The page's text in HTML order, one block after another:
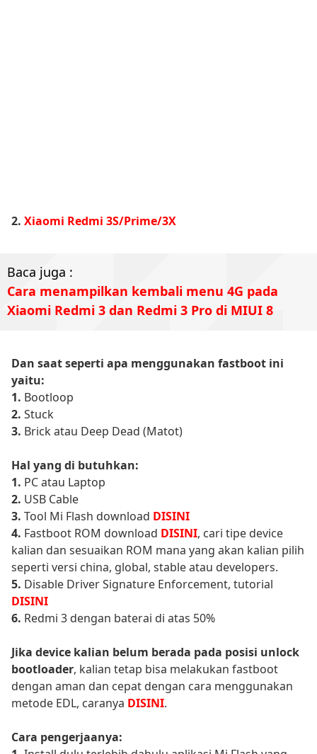
2. Xiaomi Redmi 3S/Prime/3X
Baca juga :
Cara menampilkan kembali menu 4G pada
Xiaomi Redmi 3 dan Redmi 3 Pro di MIUI 8
Dan saat seperti apa menggunakan fastboot ini
yaitu:
1. Bootloop
2. Stuck
3. Brick atau Deep Dead (Matot)
Hal yang di butuhkan:
1. PC atau Laptop
2. USB Cable
3. Tool Mi Flash download DISINI
4. Fastboot ROM download DISINI, cari tipe device
kalian dan sesuaikan ROM mana yang akan kalian pilih
seperti versi china, global, stable atau developers.
5. Disable Driver Signature Enforcement, tutorial
DISINI
6. Redmi 3 dengan baterai di atas 50%
Jika device kalian belum berada pada posisi unlock
bootloader, kalian tetap bisa melakukan fastboot
dengan aman dan cepat dengan cara menggunakan
metode EDL, caranya DISINI.
Cara pengerjaanya: